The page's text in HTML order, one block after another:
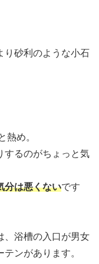
り砂利のような小石
熱め。
するのがちょっと気
分は悪くないです
、浴槽の入口が男女
ンがあります。